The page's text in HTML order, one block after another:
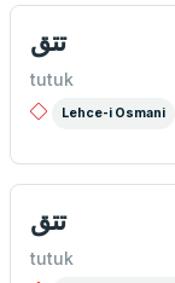
تتق
tutuk
Lehce-i Osmani
تتق
tutuk